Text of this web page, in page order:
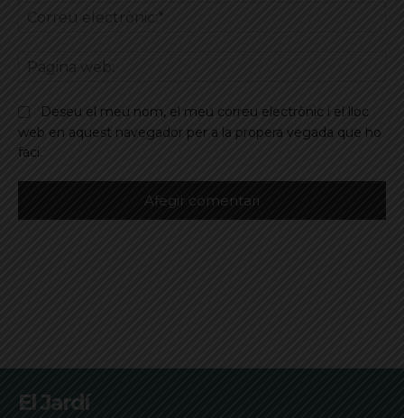
Deseu el meu nom, el meu correu electrònic i el lloc
web en aquest navegador per a la propera vegada que ho
faci.
El Jardí